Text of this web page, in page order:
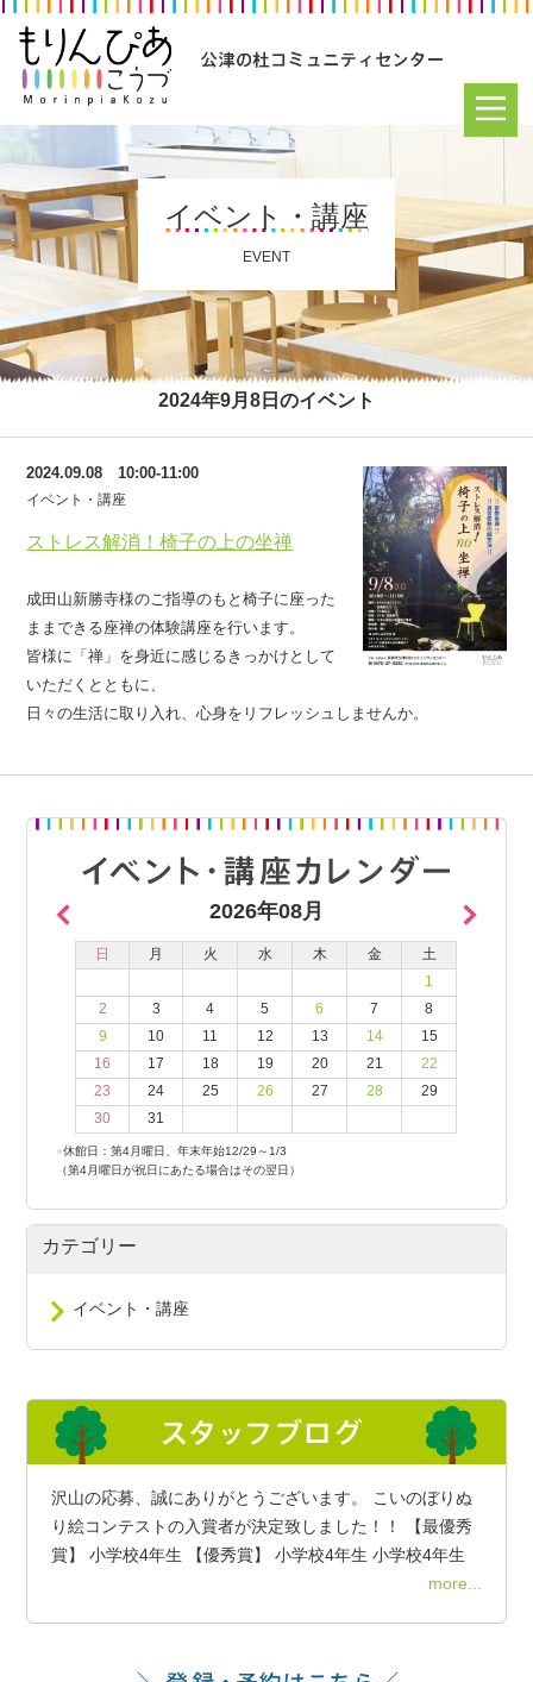
イベント・講座
EVENT
2024年9月8日のイベント
ストレス解消！椅子の上の坐禅
2024.09.08 10:00-11:00
イベント・講座
成田山新勝寺様のご指導のもと椅子に座った
ままできる座禅の体験講座を行います。
皆様に「禅」を身近に感じるきっかけとして
いただくとともに、
日々の生活に取り入れ、心身をリフレッシュしませんか。
2026年08月
日 月 火 水 木 金
土
1
2
3 4 5 6 7
8
9
10 11 12 13 14
15
16
17 18 19 20 21
22
23
24 25 26 27 28
29
30
31
●休館日：第4月曜日、年末年始12/29～1/3
（第4月曜日が祝日にあたる場合はその翌日）
カテゴリー
イベント・講座
沢山の応募、誠にありがとうございます。 こいのぼりぬ
り絵コンテストの入賞者が決定致しました！！ 【最優秀
賞】 小学校4年生 【優秀賞】 小学校4年生 小学校4年生
more...